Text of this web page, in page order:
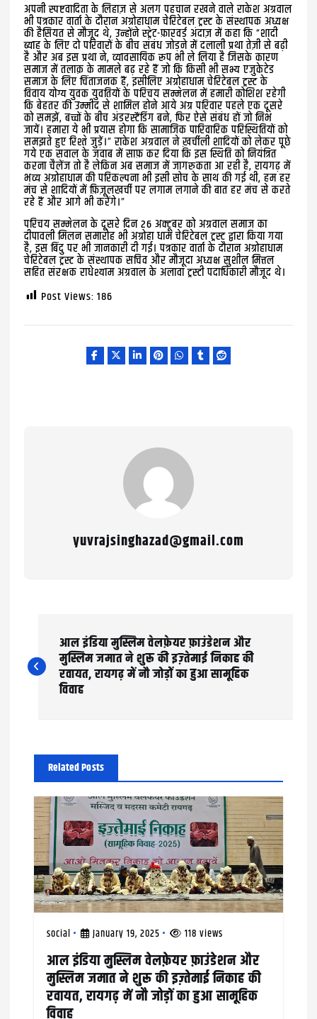
अपनी स्पष्टवादिता के लिहाज़ से अलग पहचान रखने वाले राकेश अग्रवाल
भी पत्रकार वार्ता के दौरान अग्रोहाधाम चेरिटेबल ट्रस्ट के संस्थापक अध्यक्ष
की हैसियत से मौजूद थे, उन्होंने स्ट्रेट-फ़ारवर्ड अंदाज़ में कहा कि “शादी
ब्याह के लिए दो परिवारों के बीच संबंध जोड़ने में दलाली प्रथा तेज़ी से बढ़ी
है और अब इस प्रथा ने, व्यावसायिक रूप भी ले लिया है जिसके कारण
समाज में तलाक़ के मामले बढ़ रहे हैं जो कि किसी भी सभ्य एजुकेटेड
समाज के लिए चिंताजनक हैं, इसीलिए अग्रोहाधाम चेरिटेबल ट्रस्ट के
विवाय योग्य युवक युवतियों के परिचय सम्मेलन में हमारी कोशिश रहेगी
कि बेहतर की उम्मीद से शामिल होने आये अग्र परिवार पहले एक दूसरे
को समझें, बच्चों के बीच अंडरस्टैंडिंग बने, फिर ऐसे संबंध हों जो निभ
जायें। हमारा ये भी प्रयास होगा कि सामाजिक पारिवारिक परिस्थितियों को
समझते हुए रिश्ते जुड़ें।” राकेश अग्रवाल ने ख़र्चीली शादियों को लेकर पूछे
गये एक सवाल के जवाब में साफ़ कर दिया कि इस स्थिति को नियंत्रित
करना चैलेंज तो है लेकिन अब समाज में जागरुकता आ रही है, रायगढ़ में
भव्य अग्रोहाधाम की परिकल्पना भी इसी सोच के साथ की गई थी, हम हर
मंच से शादियों में फ़िज़ूलखर्ची पर लगाम लगाने की बात हर मंच से करते
रहे हैं और आगे भी करेंगे।”
परिचय सम्मेलन के दूसरे दिन 26 अक्टूबर को अग्रवाल समाज का
दीपावली मिलन समारोह भी अग्रोहा धाम चेरिटेबल ट्रस्ट द्वारा किया गया
है, इस बिंदु पर भी जानकारी दी गई। पत्रकार वार्ता के दौरान अग्रोहाधाम
चेरिटेबल ट्रस्ट के संस्थापक सचिव और मौजूदा अध्यक्ष सुशील मित्तल
सहित संरक्षक राधेश्याम अग्रवाल के अलावा ट्रस्टी पदाधिकारी मौजूद थे।
Post Views: 186
yuvrajsinghazad@gmail.com
o
s
v
g
a
आल इंडिया मुस्लिम वेलफ़ेयर फ़ाउंडेशन और
मुस्लिम जमात ने शुरू की इज़्तेमाई निकाह की
रवायत, रायगढ़ में नौ जोड़ों का हुआ सामूहिक
विवाह
Related Posts
social January 19, 2025 118 views
आल इंडिया मुस्लिम वेलफ़ेयर फ़ाउंडेशन और
मुस्लिम जमात ने शुरू की इज़्तेमाई निकाह की
रवायत, रायगढ़ में नौ जोड़ों का हुआ सामूहिक
विवाह